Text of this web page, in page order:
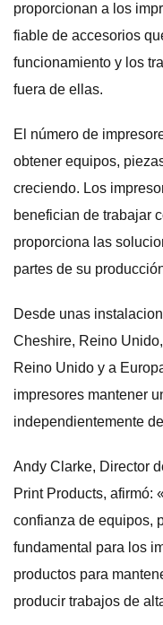
proporcionan a los
fiable de accesorios
funcionamiento y los
fuera de ellas.
El número de
obtener equipos,
creciendo. Los
benefician de trabajar
proporciona las
partes de su
Desde unas
Cheshire, Reino
Reino Unido y a
impresores mantener
independientemente
Andy Clarke, Director
Print Products, afirmó:
confianza de equipos,
fundamental para los
productos para
producir trabajos de